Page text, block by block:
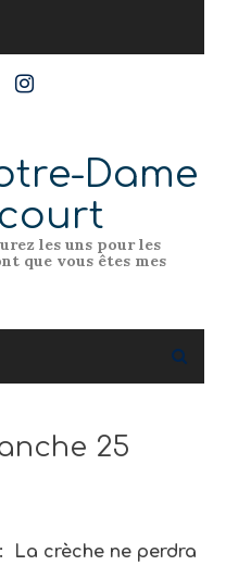
Dame
les uns pour les
que vous êtes mes
25
La crèche ne perdra